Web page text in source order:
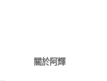
關於阿輝